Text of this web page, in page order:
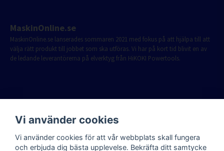
MaskinOnline.se
MaskinOnline.se lanserades sommaren 2021 med fokus på att hjälpa till att
välja rätt produkt till jobbet som ska utföras. Vi har på kort tid blivit en av
de ledande leverantörerna på elverktyg från HiKOKI Powertools.
Vi använder cookies
Vi använder cookies för att vår webbplats skall fungera
och erbjuda dig bästa upplevelse. Bekräfta ditt samtycke